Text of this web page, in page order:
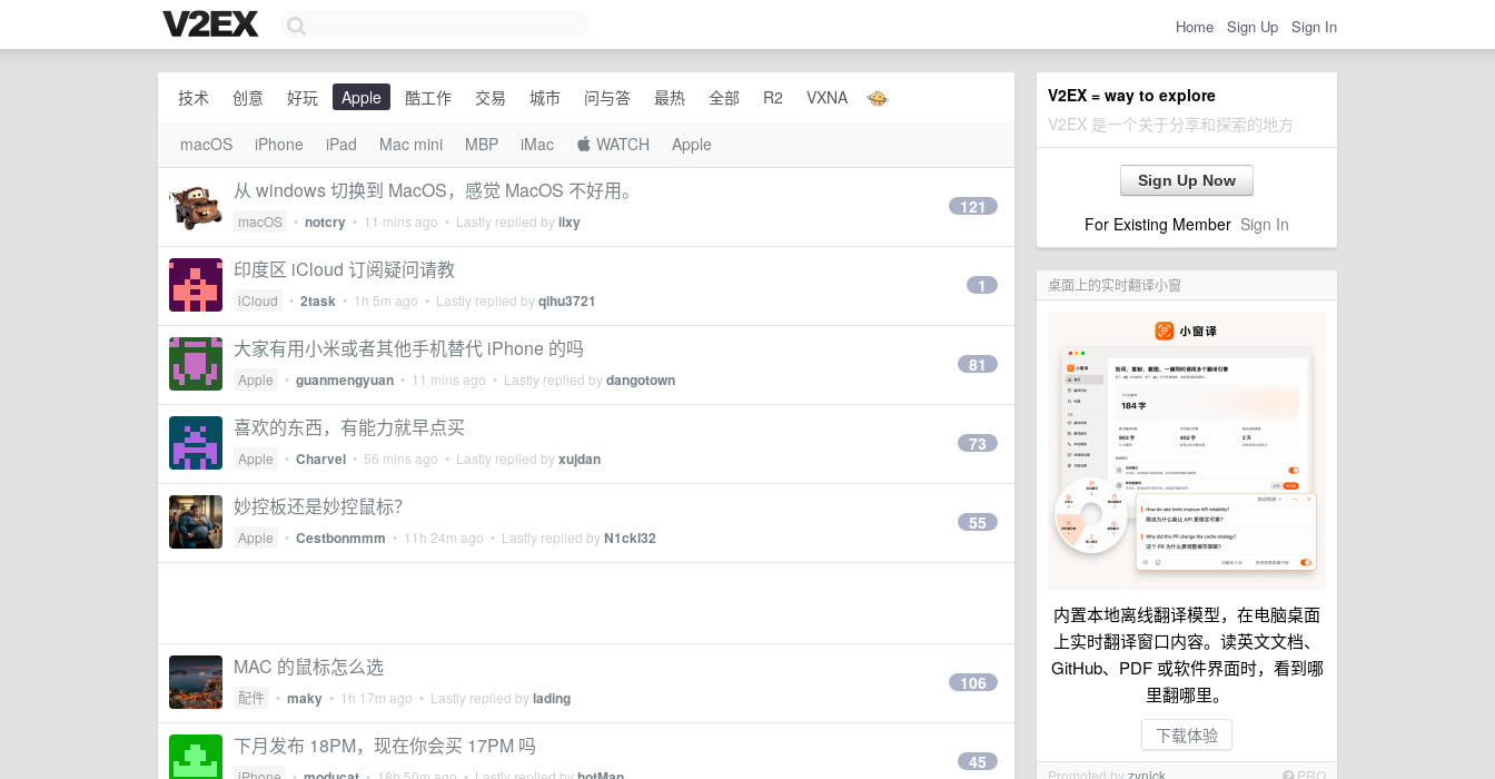
Home Sign Up Sign In
V2EX = way to explore
V2EX 是一个关于分享和探索的地方
Sign Up Now
For Existing Member Sign In
桌面上的实时翻译小窗
内置本地离线翻译模型，在电脑桌面
上实时翻译窗口内容。读英文文档、
GitHub、PDF 或软件界面时，看到哪
里翻哪里。
下载体验
Promoted byzynick PRO
技术 创意 好玩 Apple 酷工作 交易 城市 问与答 最热 全部 R2 VXNA
macOS iPhone iPad Mac mini MBP iMac  WATCH Apple
从 windows 切换到 MacOS，感觉 MacOS 不好用。
macOS • notcry • 11 mins ago • Lastly replied byiixy
121
印度区 iCloud 订阅疑问请教
iCloud • 2task • 1h 5m ago • Lastly replied byqihu3721
1
大家有用小米或者其他手机替代 iPhone 的吗
Apple • guanmengyuan • 11 mins ago • Lastly replied bydangotown
81
喜欢的东西，有能力就早点买
Apple • Charvel • 56 mins ago • Lastly replied byxujdan
73
妙控板还是妙控鼠标？
Apple • Cestbonmmm • 11h 24m ago • Lastly replied byN1ckl32
55
MAC 的鼠标怎么选
配件 • maky • 1h 17m ago • Lastly replied bylading
106
下月发布 18PM，现在你会买 17PM 吗
45